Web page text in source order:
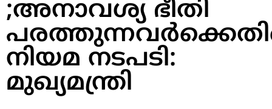
;അനാവശ്യ ഭീതി
നിയമ നടപടി:
മുഖ്യമന്ത്രി